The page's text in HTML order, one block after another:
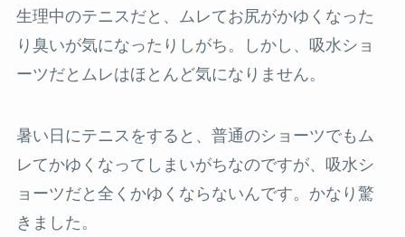
生理中のテニスだと、ムレてお尻がかゆくなった
り臭いが気になったりしがち。しかし、吸水ショ
ーツだとムレはほとんど気になりません。
暑い日にテニスをすると、普通のショーツでもム
レてかゆくなってしまいがちなのですが、吸水シ
ョーツだと全くかゆくならないんです。かなり驚
きました。